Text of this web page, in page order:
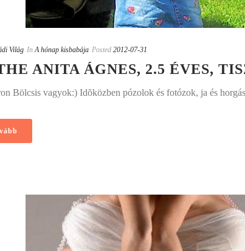
Világ In A hónap kisbabája Posted 2012-07-31
ANITA ÁGNES, 2.5 ÉVES,
Bölcsis vagyok:) Idõközben pózolok és fotózok, ja és